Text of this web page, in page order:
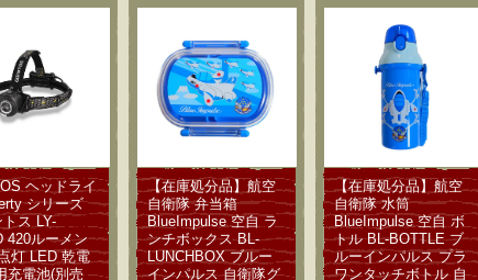
ヘッドライ
シリーズ
ス LY-
420ルーメン
灯 LED 乾電
充電池(別売
【在庫処分品】航空
自衛隊 弁当箱
BlueImpulse 空自 ラ
ンチボックス BL-
LUNCHBOX ブルー
インパルス 自衛隊グ
【在庫処分品】航空
自衛隊 水筒
BlueImpulse 空自 ボ
トル BL-BOTTLE ブ
ルーインパルス プラ
ワンタッチボトル 自